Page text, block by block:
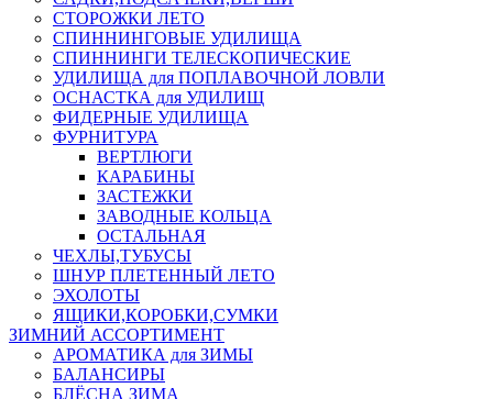
СТОРОЖКИ ЛЕТО
СПИННИНГОВЫЕ УДИЛИЩА
СПИННИНГИ ТЕЛЕСКОПИЧЕСКИЕ
УДИЛИЩА для ПОПЛАВОЧНОЙ ЛОВЛИ
ОСНАСТКА для УДИЛИЩ
ФИДЕРНЫЕ УДИЛИЩА
ФУРНИТУРА
ВЕРТЛЮГИ
КАРАБИНЫ
ЗАСТЕЖКИ
ЗАВОДНЫЕ КОЛЬЦА
ОСТАЛЬНАЯ
ЧЕХЛЫ,ТУБУСЫ
ШНУР ПЛЕТЕННЫЙ ЛЕТО
ЭХОЛОТЫ
ЯЩИКИ,КОРОБКИ,СУМКИ
ЗИМНИЙ АССОРТИМЕНТ
АРОМАТИКА для ЗИМЫ
БАЛАНСИРЫ
БЛЁСНА ЗИМА